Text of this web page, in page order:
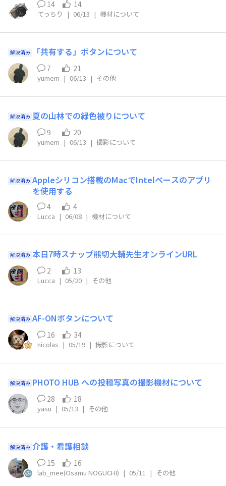
14 14
てっちり | 06/13 | 機材について
解決済み 「共有する」ボタンについて
7 21
yumem | 06/13 | その他
解決済み 夏の山林での緑色被りについて
9 20
yumem | 06/13 | 撮影について
解決済み Appleシリコン搭載のMacでIntelベースのアプリ
を使用する
4 4
Lucca | 06/08 | 機材について
解決済み 本日7時スナップ熊切大輔先生オンラインURL
2 13
Lucca | 05/20 | その他
解決済み AF-ONボタンについて
16 34
nicolas | 05/19 | 撮影について
解決済み PHOTO HUB への投稿写真の撮影機材について
28 18
yasu | 05/13 | その他
解決済み 介護・看護相談
15 16
lab_mee(Osamu NOGUCHI) | 05/11 | その他